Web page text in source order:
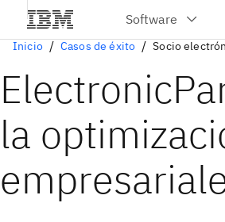
Inicio Casos de éxito Socio
la